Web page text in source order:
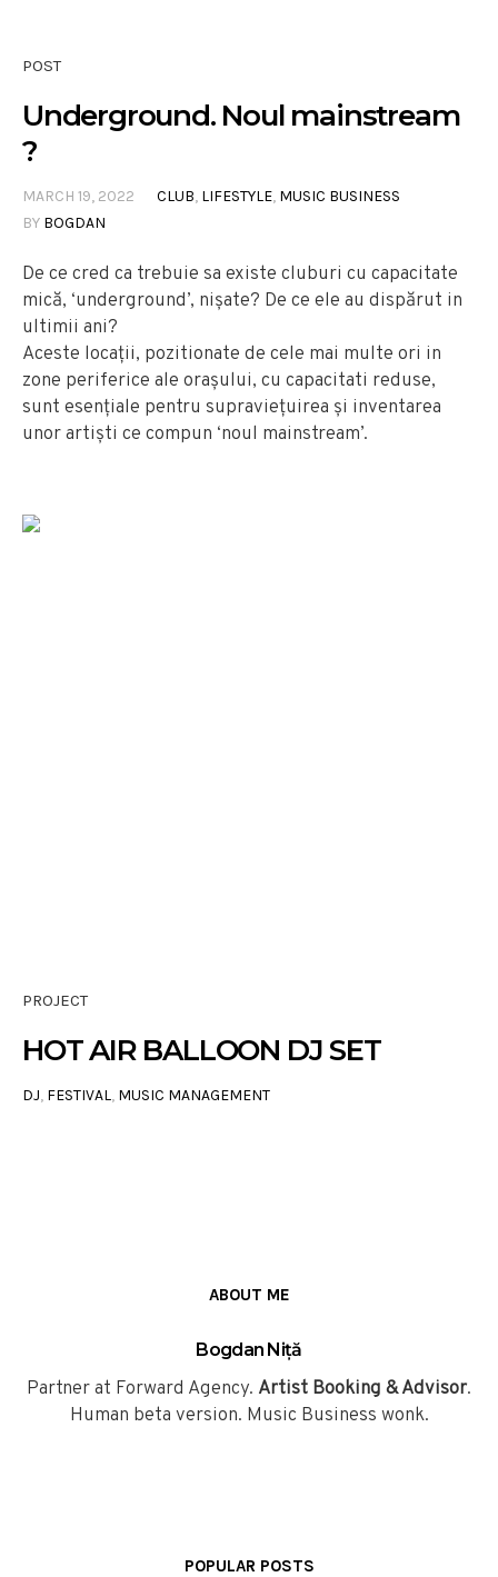
POST
Underground. Noul mainstream
?
MARCH 19, 2022 CLUB, LIFESTYLE, MUSIC BUSINESS
BY BOGDAN
De ce cred ca trebuie sa existe cluburi cu capacitate
mică, ‘underground’, nișate? De ce ele au dispărut in
ultimii ani?
Aceste locații, pozitionate de cele mai multe ori in
zone periferice ale orașului, cu capacitati reduse,
sunt esențiale pentru supraviețuirea și inventarea
unor artiști ce compun ‘noul mainstream’.
PROJECT
HOT AIR BALLOON DJ SET
DJ, FESTIVAL, MUSIC MANAGEMENT
ABOUT ME
Bogdan Niță
Partner at Forward Agency. Artist Booking & Advisor.
Human beta version. Music Business wonk.
POPULAR POSTS